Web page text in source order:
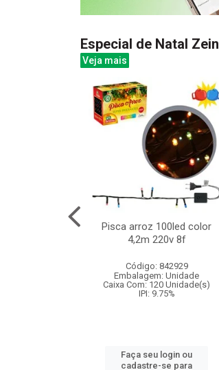
Especial de Natal Zein
Veja mais
Pisca arroz 100led color
4,2m 220v 8f
Código: 842929
Embalagem: Unidade
Caixa Com: 120 Unidade(s)
IPI: 9.75%
Faça seu login ou
cadastre-se para